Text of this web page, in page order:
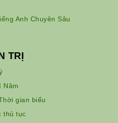
Anh Chuyên Sâu
TRỊ
Năm
gian biểu
thủ tục